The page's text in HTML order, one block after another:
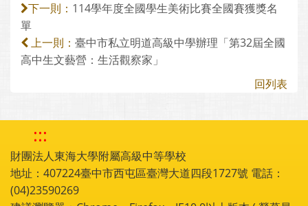
下一則： 114學年度全國學生美術比賽全國賽獲獎名
單
上一則： 臺中市私立明道高級中學辦理「第32屆全國
高中生文藝營：生活觀察家」
回列表
:::
財團法人東海大學附屬高級中等學校
地址：407224臺中市西屯區臺灣大道四段1727號 電話：
(04)23590269